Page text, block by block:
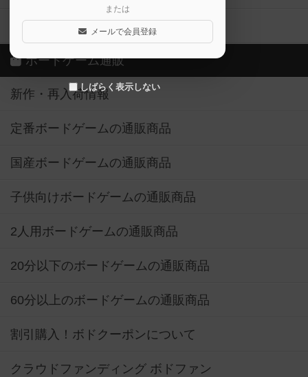
または
メールで会員登録
しばらく表示しない
ボドゲーマご利用案内
ボードゲーム通販
新作・再入荷情報
定番ボードゲームの通販商品
国産ボードゲームの通販商品
子供向けボードゲームの通販商品
2人用ボードゲームの通販商品
20分以下のボードゲームの通販商品
60分以上のボードゲームの通販商品
割引購入！ボドクーポンについて
クラウドファンディング ボドファン